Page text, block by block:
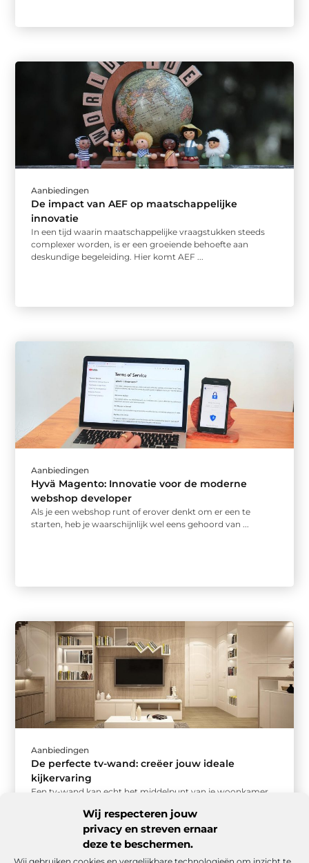
Wij respecteren jouw
privacy en streven ernaar
deze te beschermen.
Aanbiedingen
De impact van AEF op maatschappelijke
innovatie
In een tijd waarin maatschappelijke vraagstukken steeds
complexer worden, is er een groeiende behoefte aan
deskundige begeleiding. Hier komt AEF ...
Aanbiedingen
Hyvä Magento: Innovatie voor de moderne
webshop developer
Als je een webshop runt of erover denkt om er een te
starten, heb je waarschijnlijk wel eens gehoord van ...
Aanbiedingen
De perfecte tv-wand: creëer jouw ideale
kijkervaring
Een tv-wand kan echt het middelpunt van je woonkamer